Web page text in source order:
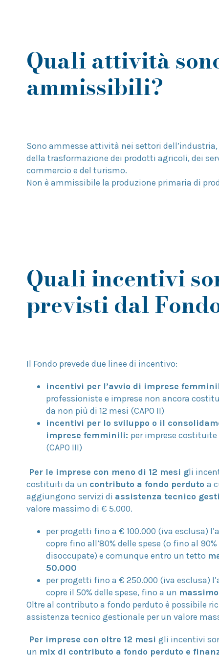
Quali attività
ammissibili?
Sono ammesse attività nei settori
della trasformazione dei prodotti agricoli, dei
commercio e del turismo.
Non è ammissibile la produzione primaria di
Quali incentivi
previsti dal
Il Fondo prevede due linee di incentivo:
incentivi per l’avvio di imprese
professioniste e imprese non ancora
da non più di 12 mesi (CAPO II)
incentivi per lo sviluppo o il
imprese femminili: per imprese costituite
(CAPO III)
Per le imprese con meno di 12 mesi gli
costituiti da un contributo a fondo perduto a
aggiungono servizi di assistenza tecnico
valore massimo di € 5.000.
per progetti fino a € 100.000 (iva esclusa)
copre fino all’80% delle spese (o fino al
disoccupate) e comunque entro un tetto
50.000
per progetti fino a € 250.000 (iva esclusa)
copre il 50% delle spese, fino a un
Oltre al contributo a fondo perduto è possibile
assistenza tecnico gestionale per un valore
Per imprese con oltre 12 mesi gli incentivi
un mix di contributo a fondo perduto e